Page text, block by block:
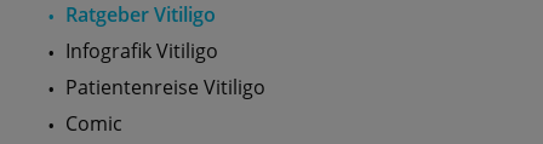
Ratgeber Vitiligo
Infografik Vitiligo
Patientenreise Vitiligo
Comic